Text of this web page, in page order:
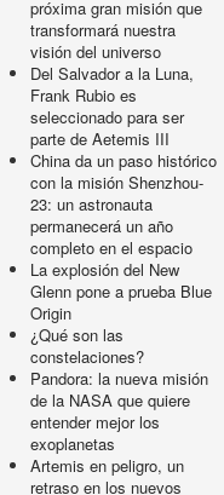
próxima gran misión que
transformará nuestra
visión del universo
Del Salvador a la Luna,
Frank Rubio es
seleccionado para ser
parte de Aetemis III
China da un paso histórico
con la misión Shenzhou-
23: un astronauta
permanecerá un año
completo en el espacio
La explosión del New
Glenn pone a prueba Blue
Origin
¿Qué son las
constelaciones?
Pandora: la nueva misión
de la NASA que quiere
entender mejor los
exoplanetas
Artemis en peligro, un
retraso en los nuevos